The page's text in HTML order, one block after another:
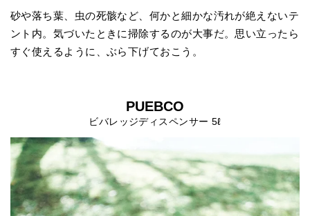
砂や落ち葉、虫の死骸など、何かと細かな汚れが絶えないテ
ント内。気づいたときに掃除するのが大事だ。思い立ったら
すぐ使えるように、ぶら下げておこう。
PUEBCO
ビバレッジディスペンサー 5ℓ